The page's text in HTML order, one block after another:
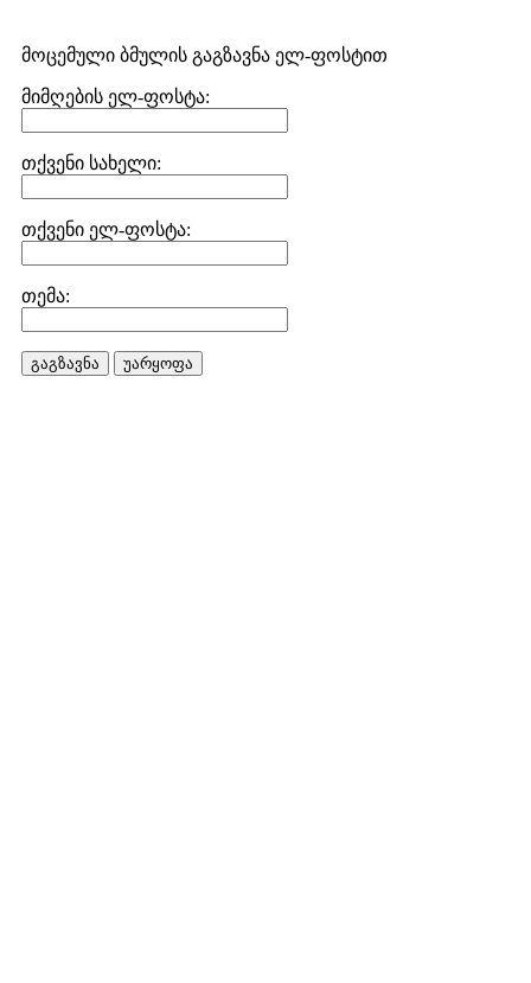
მოცემული ბმულის გაგზავნა ელ-ფოსტით
მიმღების ელ-ფოსტა:
თქვენი სახელი:
თქვენი ელ-ფოსტა:
თემა:
გაგზავნა უარყოფა